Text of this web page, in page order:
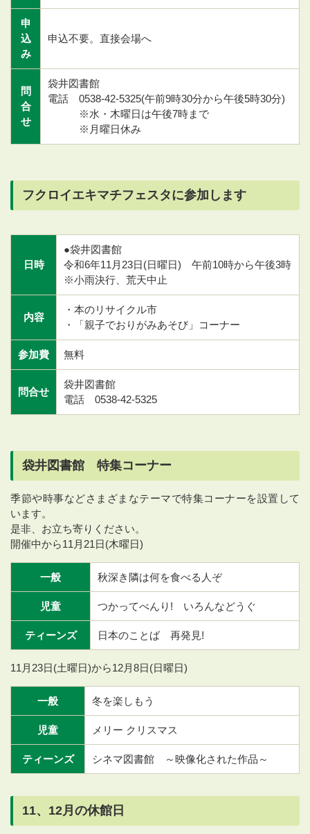
申
込
み
申込不要。直接会場へ
問
合
せ
袋井図書館
電話 0538-42-5325(午前9時30分から午後5時30分)
※水・木曜日は午後7時まで
※月曜日休み
フクロイエキマチフェスタに参加します
日時
●袋井図書館
令和6年11月23日(日曜日) 午前10時から午後3時
※小雨決行、荒天中止
内容
・本のリサイクル市
・「親子でおりがみあそび」コーナー
参加費 無料
問合せ
袋井図書館
電話 0538-42-5325
袋井図書館 特集コーナー
季節や時事などさまざまなテーマで特集コーナーを設置して
います。
是非、お立ち寄りください。
開催中から11月21日(木曜日)
一般 秋深き隣は何を食べる人ぞ
児童 つかってべんり! いろんなどうぐ
ティーンズ 日本のことば 再発見!
11月23日(土曜日)から12月8日(日曜日)
一般 冬を楽しもう
児童 メリー クリスマス
ティーンズ シネマ図書館 ～映像化された作品～
11、12月の休館日